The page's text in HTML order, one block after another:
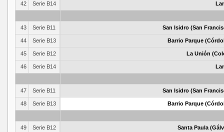
42 Serie B14
43 Serie B11 San Isidro (San
44 Serie B13 Barrio Parque
45 Serie B12 La Unión
46 Serie B14
47 Serie B11 San Isidro (San
48 Serie B13 Barrio Parque
49 Serie B12 Santa Paula